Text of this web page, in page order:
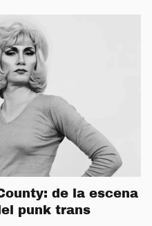
de la escena
punk trans